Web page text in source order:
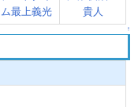
ム最上義光
貴人
↑